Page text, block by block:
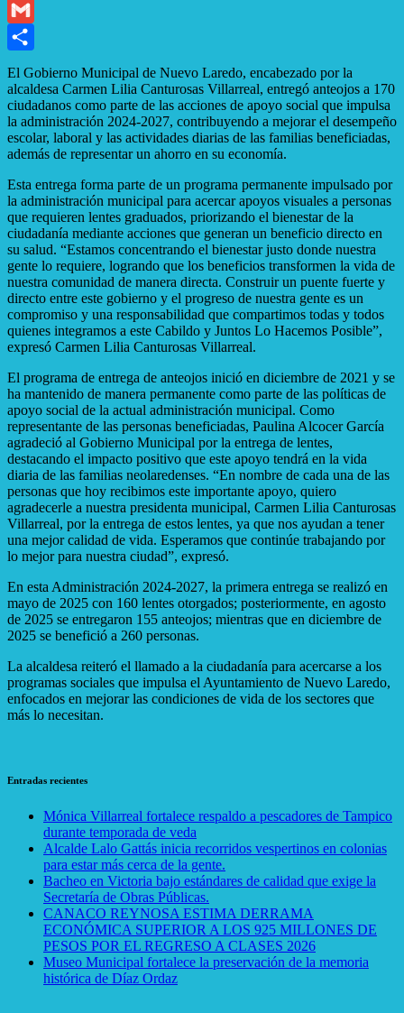
Messenger
Gmail
El Gobierno Municipal de Nuevo Laredo, encabezado por la
alcaldesa Carmen Lilia Canturosas Villarreal, entregó anteojos a 170
ciudadanos como parte de las acciones de apoyo social que impulsa
la administración 2024-2027, contribuyendo a mejorar el desempeño
escolar, laboral y las actividades diarias de las familias beneficiadas,
además de representar un ahorro en su economía.
Esta entrega forma parte de un programa permanente impulsado por
la administración municipal para acercar apoyos visuales a personas
que requieren lentes graduados, priorizando el bienestar de la
ciudadanía mediante acciones que generan un beneficio directo en
su salud. “Estamos concentrando el bienestar justo donde nuestra
gente lo requiere, logrando que los beneficios transformen la vida de
nuestra comunidad de manera directa. Construir un puente fuerte y
directo entre este gobierno y el progreso de nuestra gente es un
compromiso y una responsabilidad que compartimos todas y todos
quienes integramos a este Cabildo y Juntos Lo Hacemos Posible”,
expresó Carmen Lilia Canturosas Villarreal.
El programa de entrega de anteojos inició en diciembre de 2021 y se
ha mantenido de manera permanente como parte de las políticas de
apoyo social de la actual administración municipal. Como
representante de las personas beneficiadas, Paulina Alcocer García
agradeció al Gobierno Municipal por la entrega de lentes,
destacando el impacto positivo que este apoyo tendrá en la vida
diaria de las familias neolaredenses. “En nombre de cada una de las
personas que hoy recibimos este importante apoyo, quiero
agradecerle a nuestra presidenta municipal, Carmen Lilia Canturosas
Villarreal, por la entrega de estos lentes, ya que nos ayudan a tener
una mejor calidad de vida. Esperamos que continúe trabajando por
lo mejor para nuestra ciudad”, expresó.
En esta Administración 2024-2027, la primera entrega se realizó en
mayo de 2025 con 160 lentes otorgados; posteriormente, en agosto
de 2025 se entregaron 155 anteojos; mientras que en diciembre de
2025 se benefició a 260 personas.
La alcaldesa reiteró el llamado a la ciudadanía para acercarse a los
programas sociales que impulsa el Ayuntamiento de Nuevo Laredo,
enfocados en mejorar las condiciones de vida de los sectores que
más lo necesitan.
Entradas recientes
Mónica Villarreal fortalece respaldo a pescadores de Tampico
durante temporada de veda
Alcalde Lalo Gattás inicia recorridos vespertinos en colonias
para estar más cerca de la gente.
Bacheo en Victoria bajo estándares de calidad que exige la
Secretaría de Obras Públicas.
CANACO REYNOSA ESTIMA DERRAMA
ECONÓMICA SUPERIOR A LOS 925 MILLONES DE
PESOS POR EL REGRESO A CLASES 2026
Museo Municipal fortalece la preservación de la memoria
histórica de Díaz Ordaz